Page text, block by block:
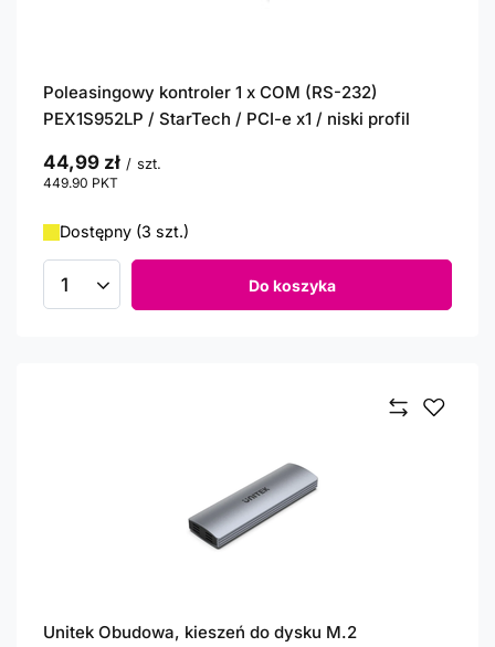
Poleasingowy kontroler 1 x COM (RS-232)
PEX1S952LP / StarTech / PCI-e x1 / niski profil
44,99 zł / szt.
449.90 PKT
Dostępny (3 szt.)
Ilość produktów Do koszyka
Unitek Obudowa, kieszeń do dysku M.2